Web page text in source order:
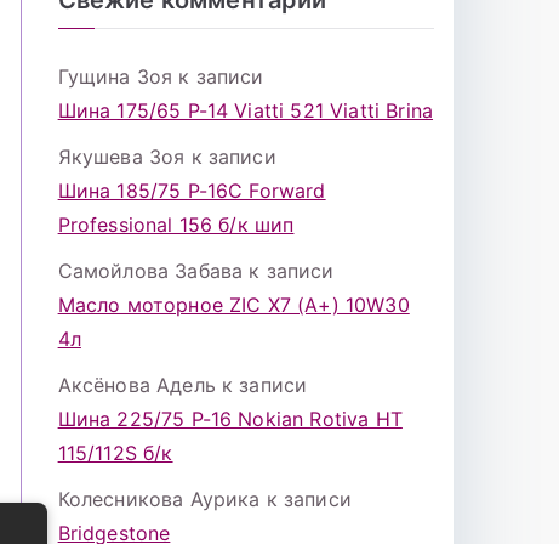
Гущина Зоя к записи
Шина 175/65 Р-14 Viatti 521 Viatti Brina
Якушева Зоя к записи
Шина 185/75 Р-16С Forward
Professional 156 б/к шип
Самойлова Забава к записи
Масло моторное ZIC X7 (A+) 10W30
4л
Аксёнова Адель к записи
Шина 225/75 Р-16 Nokian Rotiva HT
115/112S б/к
Колесникова Аурика к записи
Bridgestone